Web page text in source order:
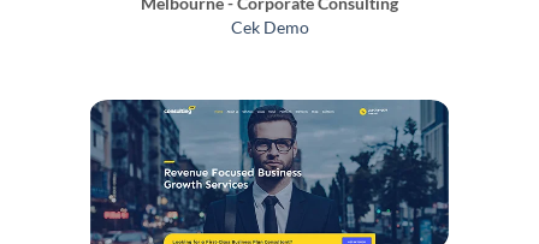
Cek Demo